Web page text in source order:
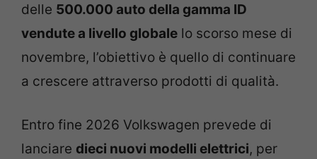
delle 500.000 auto della gamma ID
vendute a livello globale lo scorso mese di
novembre, l’obiettivo è quello di continuare
a crescere attraverso prodotti di qualità.
Entro fine 2026 Volkswagen prevede di
lanciare dieci nuovi modelli elettrici, per